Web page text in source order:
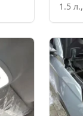
1.5 л.,